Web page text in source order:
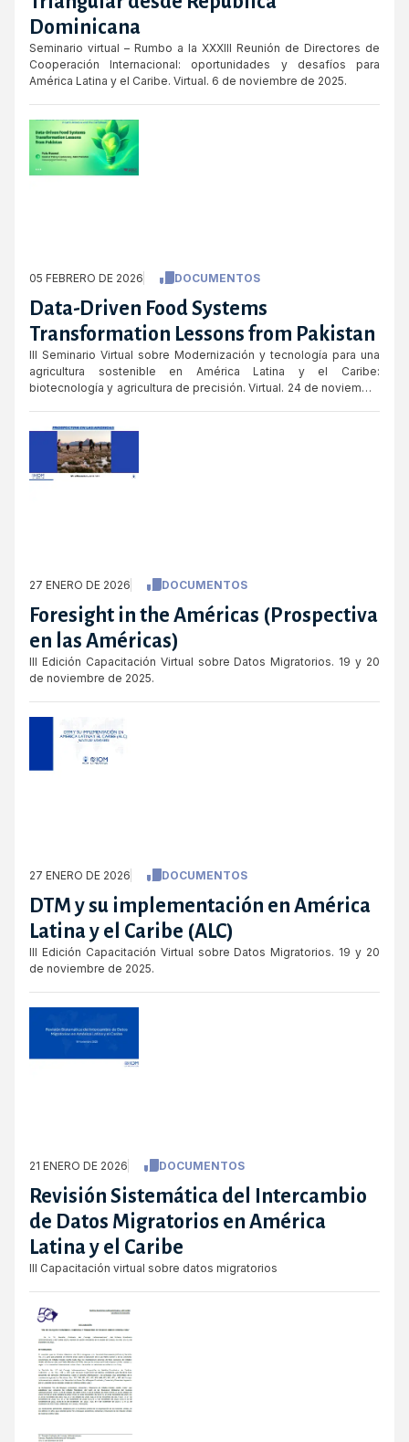
Dominicana
Seminario virtual – Rumbo a la XXXIII Reunión de Directores de
Cooperación Internacional: oportunidades y desafíos para
América Latina y el Caribe. Virtual. 6 de noviembre de 2025.
05 FEBRERO DE 2026 DOCUMENTOS
Data-Driven Food Systems
Transformation Lessons from Pakistan
III Seminario Virtual sobre Modernización y tecnología para una
agricultura sostenible en América Latina y el Caribe:
biotecnología y agricultura de precisión. Virtual. 24 de noviembre
27 ENERO DE 2026 DOCUMENTOS
Foresight in the Américas (Prospectiva
en las Américas)
III Edición Capacitación Virtual sobre Datos Migratorios. 19 y 20
de noviembre de 2025.
27 ENERO DE 2026 DOCUMENTOS
DTM y su implementación en América
Latina y el Caribe (ALC)
III Edición Capacitación Virtual sobre Datos Migratorios. 19 y 20
de noviembre de 2025.
21 ENERO DE 2026 DOCUMENTOS
Revisión Sistemática del Intercambio
de Datos Migratorios en América
Latina y el Caribe
III Capacitación virtual sobre datos migratorios